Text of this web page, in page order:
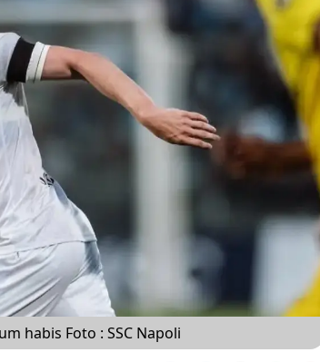
habis Foto : SSC Napoli